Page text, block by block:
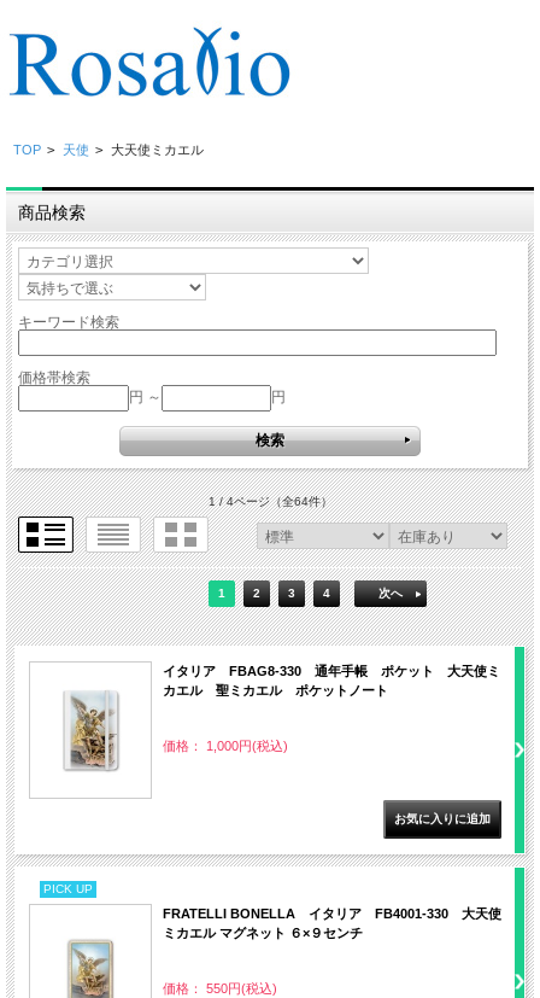
TOP > 天使 > 大天使ミカエル
商品検索
キーワード検索
価格帯検索
円 ～
円
1 / 4ページ（全64件）
1 2 3 4 次へ
イタリア FBAG8-330 通年手帳 ポケット 大天使ミ
カエル 聖ミカエル ポケットノート
価格： 1,000円(税込)
PICK UP
FRATELLI BONELLA イタリア FB4001-330 大天使
ミカエル マグネット ６×９センチ
価格： 550円(税込)